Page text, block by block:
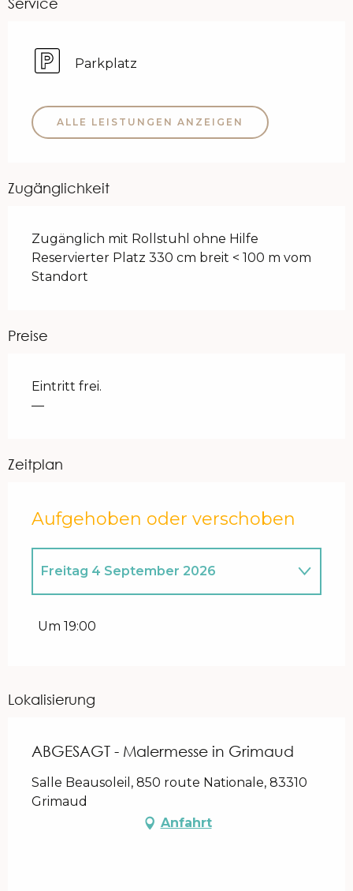
Parkplatz
ALLE LEISTUNGEN ANZEIGEN
Zugänglichkeit
Zugänglich mit Rollstuhl ohne Hilfe
Reservierter Platz 330 cm breit < 100 m vom
Standort
Preise
Eintritt frei.
—
Zeitplan
Aufgehoben oder verschoben
Freitag 4 September 2026
Um 19:00
Lokalisierung
ABGESAGT - Malermesse in Grimaud
Salle Beausoleil, 850 route Nationale, 83310
Grimaud
Anfahrt